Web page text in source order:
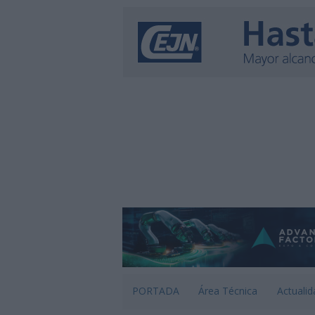
PORTADA Área Técnica